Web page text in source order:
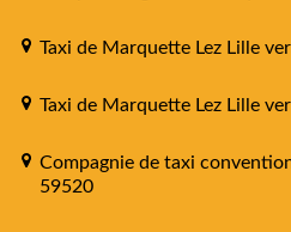
Taxi de Marquette Lez Lille
Taxi de Marquette Lez Lille
Compagnie de taxi
59520